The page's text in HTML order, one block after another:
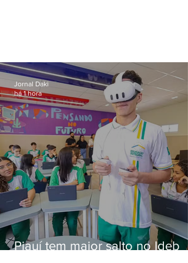
Piauí tem maior salto no Ideb
Jornal Daki
há 1 hora